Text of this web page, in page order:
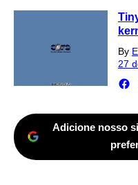
By
27
Adicione nosso